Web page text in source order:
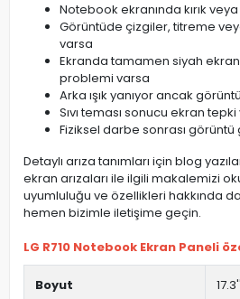
Notebook ekranında kırık
Görüntüde çizgiler, titreme
varsa
Ekranda tamamen siyah
problemi varsa
Arka ışık yanıyor ancak
Sıvı teması sonucu ekran
Fiziksel darbe sonrası
Detaylı arıza tanımları için blog
ekran arızaları ile ilgili makalemizi
uyumluluğu ve özellikleri hakkında
hemen bizimle iletişime geçin.
LG R710 Notebook Ekran Paneli
Boyut 17.3''